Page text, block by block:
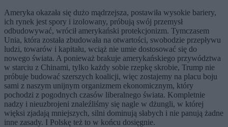
Ameryka okazała się dużo mądrzejsza, postawiła wysokie bariery,
ich rynek jest spory i izolowany, próbują swój przemysł
odbudowywać, wrócił amerykański protekcjonizm. Tymczasem
Unia, która została zbudowała na otwartości, swobodzie przepływu
ludzi, towarów i kapitału, wciąż nie umie dostosować się do
nowego świata. A ponieważ brakuje amerykańskiego przywództwa
w starciu z Chinami, tylko każdy sobie rzepkę skrobie, Trump nie
próbuje budować szerszych koalicji, więc zostajemy na placu boju
sami z naszym unijnym organizmem ekonomicznym, który
pochodzi z pogodnych czasów liberalnego świata. Kompletnie
nadzy i nieuzbrojeni znaleźliśmy się nagle w dżungli, w której
więksi zjadają mniejszych, silni dominują słabych i nie panują żadne
inne zasady. I Polskę też to w końcu dosięgnie.